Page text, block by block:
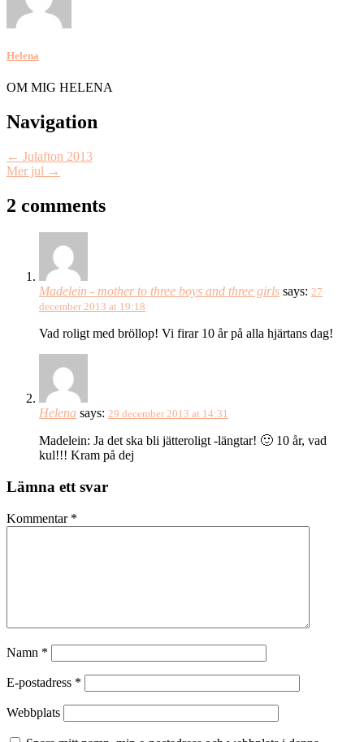
Helena
OM MIG HELENA
Post
Navigation
← Julafton 2013
Mer jul →
2 comments
Madelein - mother to three boys and three girls says: 27
december 2013 at 19:18
Vad roligt med bröllop! Vi firar 10 år på alla hjärtans dag!
Helena says: 29 december 2013 at 14:31
Madelein: Ja det ska bli jätteroligt -längtar! 🙂 10 år, vad
kul!!! Kram på dej
Lämna ett svar
Kommentar *
Namn *
E-postadress *
Webbplats